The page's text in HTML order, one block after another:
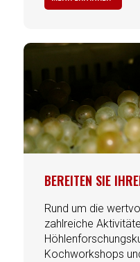
BEREITEN SIE
Rund um die
zahlreiche
Kochworkshops